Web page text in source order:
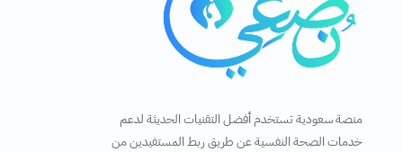
منصة سعودية تستخدم أفضل التقنيات الحديثة لدعم
خدمات الصحة النفسية عن طريق ربط المستفيدين من